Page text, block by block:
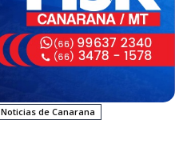
Noticias de Canarana